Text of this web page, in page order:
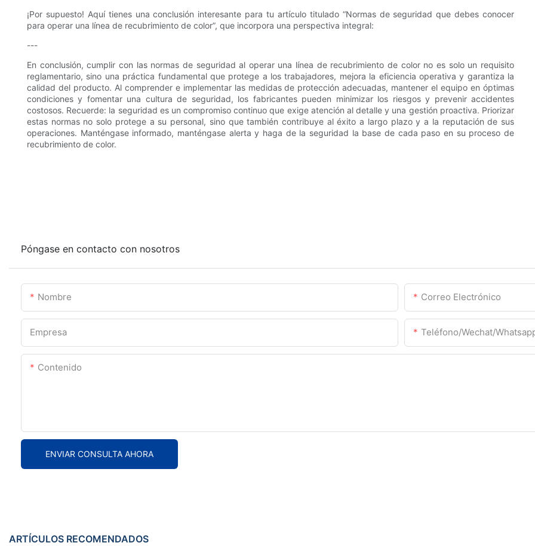
¡Por supuesto! Aquí tienes una conclusión interesante para tu artículo titulado “Normas de seguridad que debes conocer
para operar una línea de recubrimiento de color”, que incorpora una perspectiva integral:
---
En conclusión, cumplir con las normas de seguridad al operar una línea de recubrimiento de color no es solo un requisito
reglamentario, sino una práctica fundamental que protege a los trabajadores, mejora la eficiencia operativa y garantiza la
calidad del producto. Al comprender e implementar las medidas de protección adecuadas, mantener el equipo en óptimas
condiciones y fomentar una cultura de seguridad, los fabricantes pueden minimizar los riesgos y prevenir accidentes
costosos. Recuerde: la seguridad es un compromiso continuo que exige atención al detalle y una gestión proactiva. Priorizar
estas normas no solo protege a su personal, sino que también contribuye al éxito a largo plazo y a la reputación de sus
operaciones. Manténgase informado, manténgase alerta y haga de la seguridad la base de cada paso en su proceso de
recubrimiento de color.
Póngase en contacto con nosotros
Nombre Correo Electrónico
Empresa Teléfono/Wechat/
Contenido
ENVIAR CONSULTA AHORA
ARTÍCULOS RECOMENDADOS